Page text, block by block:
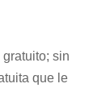
sin
que le